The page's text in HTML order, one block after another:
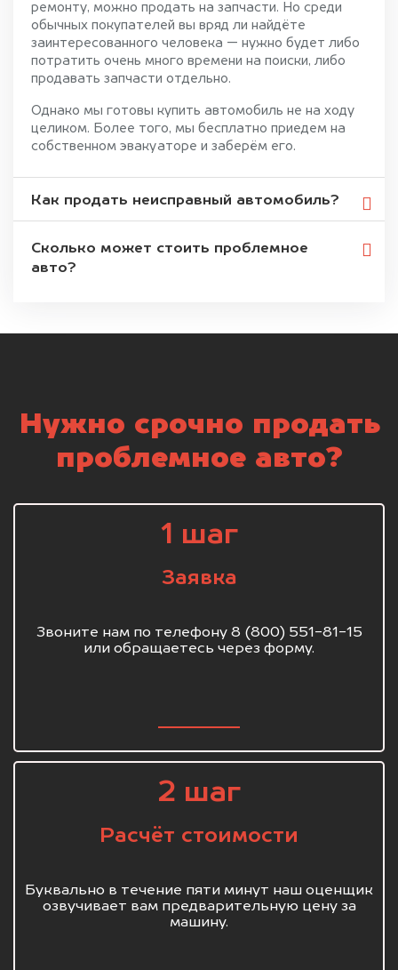
ремонту, можно продать на запчасти. Но среди
обычных покупателей вы вряд ли найдёте
заинтересованного человека — нужно будет либо
потратить очень много времени на поиски, либо
продавать запчасти отдельно.
Однако мы готовы купить автомобиль не на ходу
целиком. Более того, мы бесплатно приедем на
собственном эвакуаторе и заберём его.
Как продать неисправный автомобиль?
Сколько может стоить проблемное
авто?
Нужно срочно продать
проблемное авто?
1 шаг
Заявка
Звоните нам по телефону 8 (800) 551-81-15
или обращаетесь через форму.
2 шаг
Расчёт стоимости
Буквально в течение пяти минут наш оценщик
озвучивает вам предварительную цену за
машину.